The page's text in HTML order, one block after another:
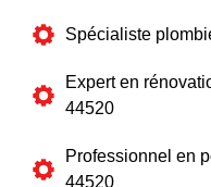
Spécialiste
Expert en
44520
Professionnel en
44520